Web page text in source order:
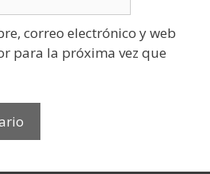
correo electrónico y web
para la próxima vez que